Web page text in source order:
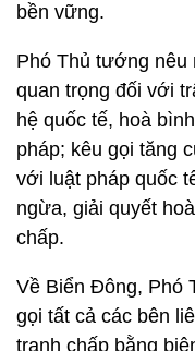
bền vững.
Phó Thủ tướng nêu
quan trọng đối với
hệ quốc tế, hoà
pháp; kêu gọi tăng
với luật pháp quốc
ngừa, giải quyết
chấp.
Về Biển Đông, Phó
gọi tất cả các bên
tranh chấp bằng